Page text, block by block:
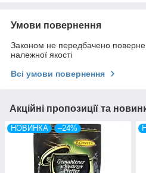
Умови повернення
Законом не передбачено
належної якості
Всі умови повернення
Акційні пропозиції та
НОВИНКА –24%